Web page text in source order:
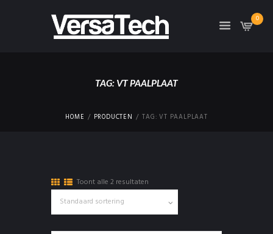
0
TAG: VT PAALPLAAT
HOME PRODUCTEN TAG: VT PAALPLAAT
Toont alle 2 resultaten